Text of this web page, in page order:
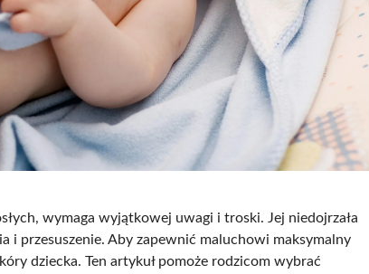
wymaga wyjątkowej uwagi i troski. Jej niedojrzała
i przesuszenie. Aby zapewnić maluchowi maksymalny
dziecka. Ten artykuł pomoże rodzicom wybrać